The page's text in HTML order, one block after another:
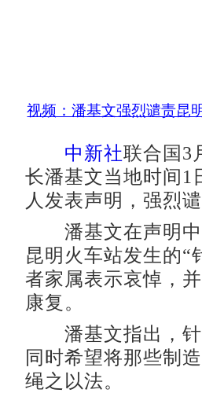
视频：潘基文强烈谴责昆
中新社联合国3
长潘基文当地时间1
人发表声明，强烈
潘基文在声明中
昆明火车站发生的“
者家属表示哀悼，
康复。
潘基文指出，针
同时希望将那些制
绳之以法。